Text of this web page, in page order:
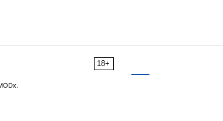
18+